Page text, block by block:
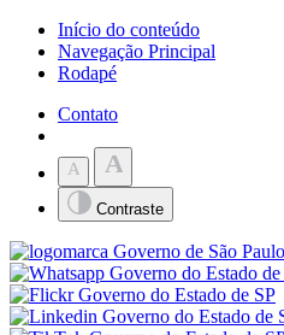
Início do conteúdo
Navegação Principal
Rodapé
Contato
A A
Contraste